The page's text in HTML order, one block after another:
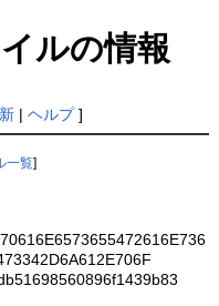
ルの情報
| ヘルプ]
一覧